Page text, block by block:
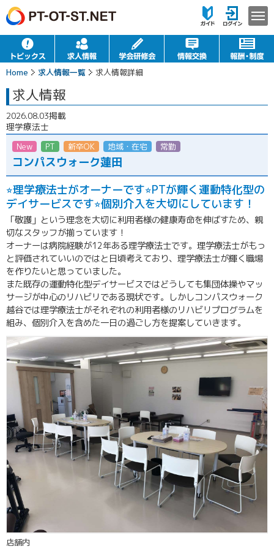
Home 求人情報一覧 求人情報詳細
求人情報
2026.08.03掲載
理学療法士
New PT 新卒OK 地域・在宅 常勤
コンパスウォーク蓮田
⭐︎理学療法士がオーナーです⭐︎PTが輝く運動特化型の
デイサービスです⭐︎個別介入を大切にしています！
「敬護」という理念を大切に利用者様の健康寿命を伸ばすため、親
切なスタッフが揃っています！
オーナーは病院経験が12年ある理学療法士です。理学療法士がもっ
と評価されていいのではと日頃考えており、理学療法士が輝く職場
を作りたいと思っていました。
また既存の運動特化型デイサービスではどうしても集団体操やマッ
サージが中心のリハビリである現状です。しかしコンパスウォーク
越谷では理学療法士がそれぞれの利用者様のリハビリプログラムを
組み、個別介入を含めた一日の過ごし方を提案していきます。
店舗内